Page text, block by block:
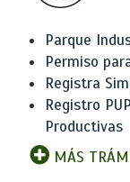
Parque
Permiso
Registra
Registro
Productivas
MÁS